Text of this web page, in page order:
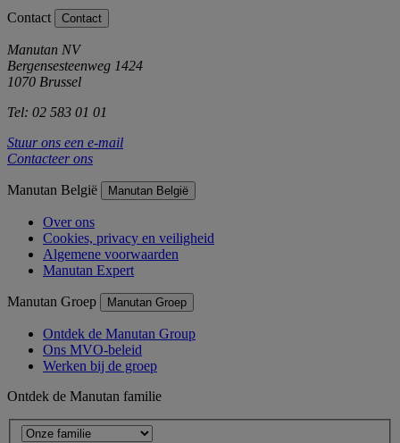
Contact Contact
Manutan NV
Bergensesteenweg 1424
1070 Brussel
Tel: 02 583 01 01
Stuur ons een e-mail
Contacteer ons
Manutan België Manutan België
Over ons
Cookies, privacy en veiligheid
Algemene voorwaarden
Manutan Expert
Manutan Groep Manutan Groep
Ontdek de Manutan Group
Ons MVO-beleid
Werken bij de groep
Ontdek de Manutan familie